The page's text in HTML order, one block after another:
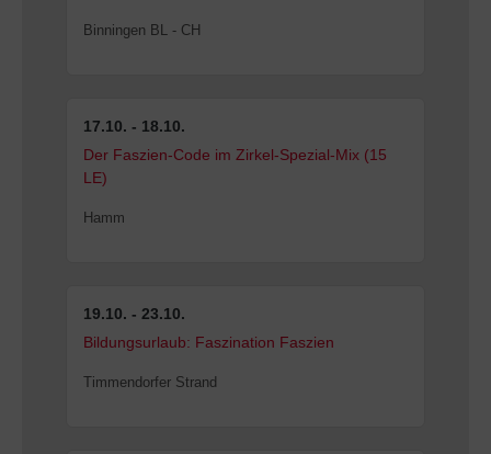
Binningen BL - CH
17.10. - 18.10.
Der Faszien-Code im Zirkel-Spezial-Mix (15
LE)
Hamm
19.10. - 23.10.
Bildungsurlaub: Faszination Faszien
Timmendorfer Strand